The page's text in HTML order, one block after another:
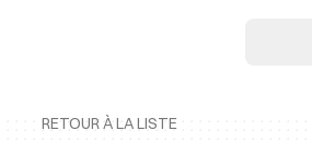
RETOUR À LA LISTE